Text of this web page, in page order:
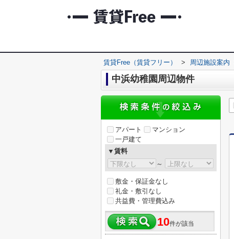
賃貸Free（賃貸フリー） > 周辺施設案内
中浜幼稚園周辺物件
アパート
マンション
一戸建て
▼賃料
～
敷金・保証金なし
礼金・敷引なし
共益費・管理費込み
10件が該当